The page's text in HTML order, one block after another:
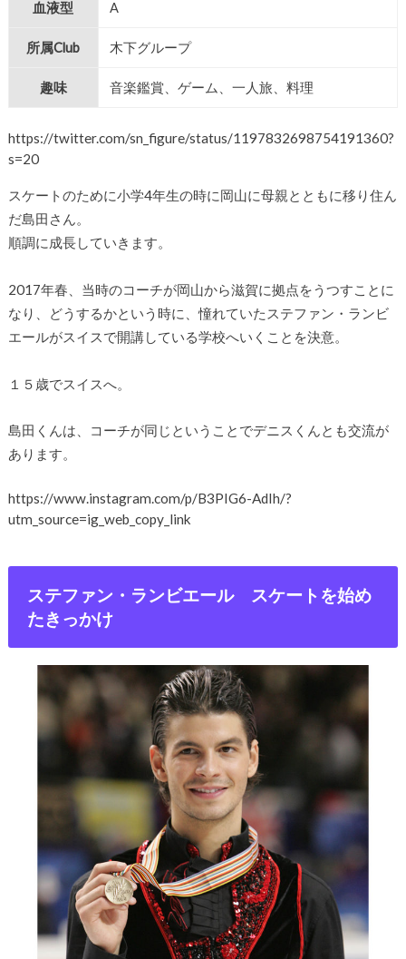
血液型 A
所属Club 木下グループ
趣味 音楽鑑賞、ゲーム、一人旅、料理
https://twitter.com/sn_figure/status/1197832698754191360?
s=20
スケートのために小学4年生の時に岡山に母親とともに移り住ん
だ島田さん。
順調に成長していきます。
2017年春、当時のコーチが岡山から滋賀に拠点をうつすことに
なり、どうするかという時に、憧れていたステファン・ランビ
エールがスイスで開講している学校へいくことを決意。
１５歳でスイスへ。
島田くんは、コーチが同じということでデニスくんとも交流が
あります。
https://www.instagram.com/p/B3PIG6-AdIh/?
utm_source=ig_web_copy_link
ステファン・ランビエール スケートを始め
たきっかけ